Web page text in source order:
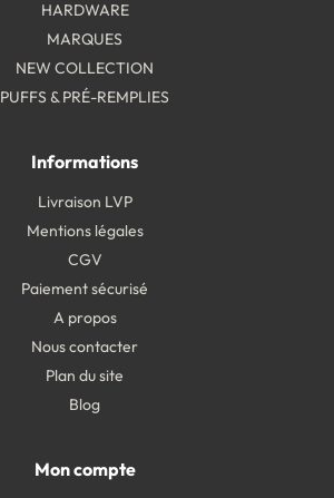
HARDWARE
MARQUES
NEW COLLECTION
PUFFS & PRÉ-REMPLIES
Informations
Livraison LVP
Mentions légales
CGV
Paiement sécurisé
A propos
Nous contacter
Plan du site
Blog
Mon compte